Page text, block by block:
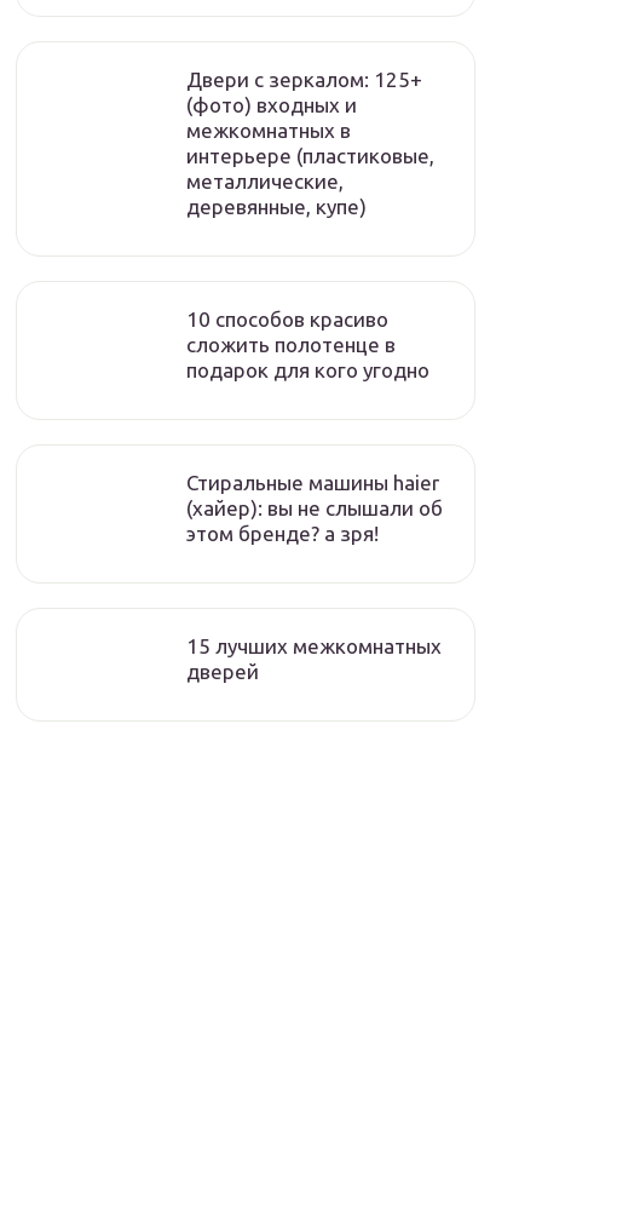
Двери с зеркалом: 125+
(фото) входных и
межкомнатных в
интерьере (пластиковые,
металлические,
деревянные, купе)
10 способов красиво
сложить полотенце в
подарок для кого угодно
Стиральные машины haier
(хайер): вы не слышали об
этом бренде? а зря!
15 лучших межкомнатных
дверей